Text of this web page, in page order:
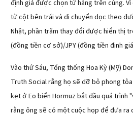
định giá được chọn từ hàng trên cùng.
từ cột bên trái và di chuyển dọc theo
Nhật, phần trăm thay đổi được hiển thị
(đồng tiền cơ sở)/JPY (đồng tiền định
Vào thứ Sáu, Tổng thống Hoa Kỳ (Mỹ)
Truth Social rằng họ sẽ dỡ bỏ phong
kẹt ở Eo biển Hormuz bắt đầu quá trình
rằng ông sẽ có một cuộc họp để đưa